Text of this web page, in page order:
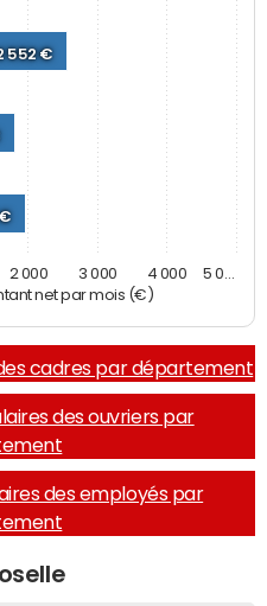
net par mois (€)
552 €
€
2 000 3 000 4 000 5 0…
cadres par département
des ouvriers par
des employés par